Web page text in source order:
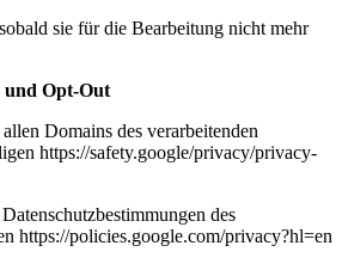
sie für die Bearbeitung nicht mehr
und Opt-Out
Domains des verarbeitenden
https://safety.google/privacy/privacy-
des
https://policies.google.com/privacy?hl=en